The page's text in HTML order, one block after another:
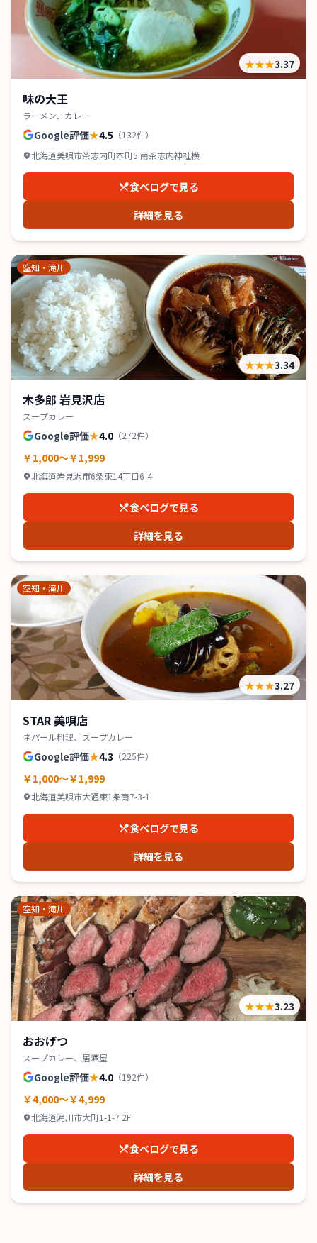
★★★3.37
味の大王
ラーメン、カレー
Google評価★4.5 （132件）
北海道美唄市茶志内町本町5 南茶志内神社横
食べログで見る
詳細を見る
空知・滝川
★★★3.34
木多郎 岩見沢店
スープカレー
Google評価★4.0 （272件）
￥1,000～￥1,999
北海道岩見沢市6条東14丁目6-4
食べログで見る
詳細を見る
空知・滝川
★★★3.27
STAR 美唄店
ネパール料理、スープカレー
Google評価★4.3 （225件）
￥1,000～￥1,999
北海道美唄市大通東1条南7-3-1
食べログで見る
詳細を見る
空知・滝川
★★★3.23
おおげつ
スープカレー、居酒屋
Google評価★4.0 （192件）
￥4,000～￥4,999
北海道滝川市大町1-1-7 2F
食べログで見る
詳細を見る